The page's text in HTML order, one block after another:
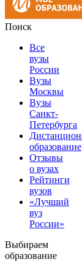
Поиск
Все
вузы
России
Вузы
Москвы
Вузы
Санкт-
Петербурга
образование
Отзывы
о вузах
Рейтинги
вузов
«Лучший
вуз
России»
Выбираем
образование